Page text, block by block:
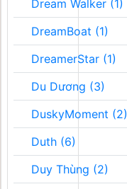
Dream Walker (1)
DreamBoat (1)
DreamerStar (1)
Du Dương (3)
DuskyMoment (2)
Duth (6)
Duy Thùng (2)